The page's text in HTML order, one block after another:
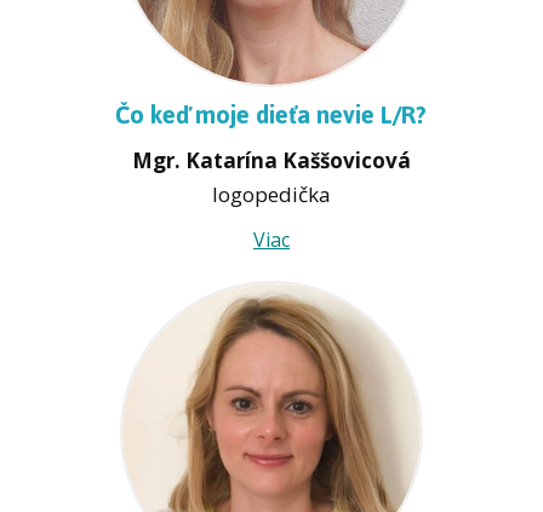
Čo keď moje dieťa nevie L/R?
Mgr. Katarína Kaššovicová
logopedička
Viac